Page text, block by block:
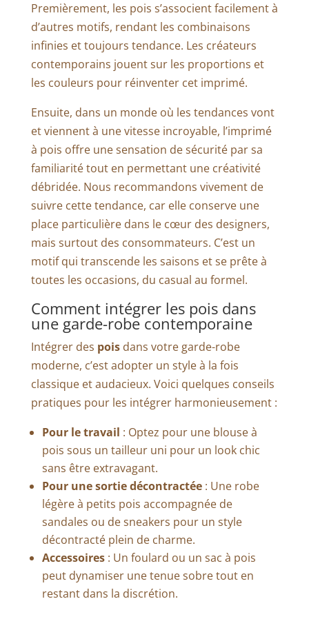
Premièrement, les pois s’associent facilement à
d’autres motifs, rendant les combinaisons
infinies et toujours tendance. Les créateurs
contemporains jouent sur les proportions et
les couleurs pour réinventer cet imprimé.
Ensuite, dans un monde où les tendances vont
et viennent à une vitesse incroyable, l’imprimé
à pois offre une sensation de sécurité par sa
familiarité tout en permettant une créativité
débridée. Nous recommandons vivement de
suivre cette tendance, car elle conserve une
place particulière dans le cœur des designers,
mais surtout des consommateurs. C’est un
motif qui transcende les saisons et se prête à
toutes les occasions, du casual au formel.
Comment intégrer les pois dans
une garde-robe contemporaine
Intégrer des poisdans votre garde-robe
moderne, c’est adopter un style à la fois
classique et audacieux. Voici quelques conseils
pratiques pour les intégrer harmonieusement :
Pour le travail : Optez pour une blouse à
pois sous un tailleur uni pour un look chic
sans être extravagant.
Pour une sortie décontractée: Une robe
légère à petits pois accompagnée de
sandales ou de sneakers pour un style
décontracté plein de charme.
Accessoires: Un foulard ou un sac à pois
peut dynamiser une tenue sobre tout en
restant dans la discrétion.